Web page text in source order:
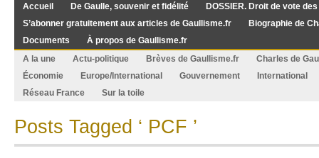
Accueil De Gaulle, souvenir et fidélité
DOSSIER. Droit de vote
S’abonner gratuitement aux articles de Gaullisme.fr
Biographie de
Documents
À propos de Gaullisme.fr
A la une
Actu-politique Brèves de Gaullisme.fr
Charles de
Économie
Europe/International Gouvernement
International
Réseau France
Sur la toile
Posts Tagged ‘ PCF ’